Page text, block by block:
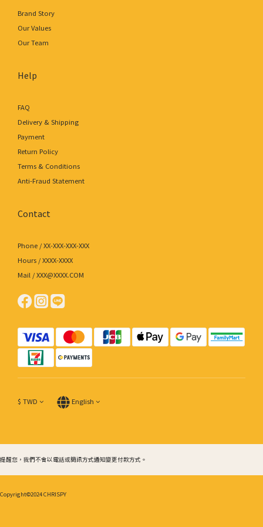
Brand Story
Our Values
Our Team
Help
FAQ
Delivery & Shipping
Payment
Return Policy
Terms & Conditions
Anti-Fraud Statement
Contact
Phone / XX-XXX-XXX-XXX
Hours / XXXX-XXXX
Mail / XXX@XXXX.COM
$ TWD English
提醒您，我們不會以電話或簡訊方式通知變更付款方式。
Copyright©2024 CHRISPY